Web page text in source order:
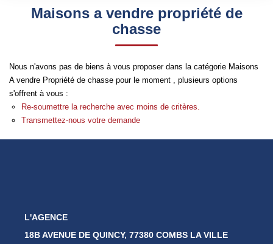
ESTIMATION
Qui Sommes-Nous
Notre Équipe
Nos Partenaires
Type de bien
Surface min
Créer une alerte
Maisons a vendre propriété de
chasse
Nous n'avons pas de biens à vous proposer dans la catégorie Maisons
A vendre Propriété de chasse pour le moment , plusieurs options
s'offrent à vous :
Re-soumettre la recherche avec moins de critères.
Transmettez-nous votre demande
L'AGENCE
18B AVENUE DE QUINCY, 77380 COMBS LA VILLE